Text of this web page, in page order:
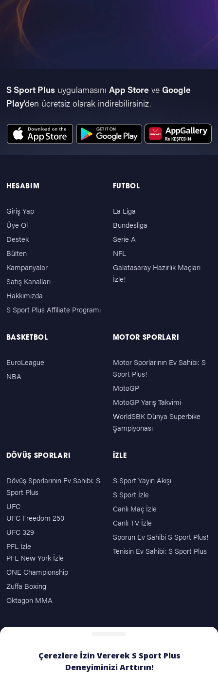
S Sport Plusuygulamasını App Storeve Google
Play’den ücretsiz olarak indirebilirsiniz.
HESABIM
Giriş Yap
Üye Ol
Destek
Bülten
Kampanyalar
Satış Kanalları
Hakkımızda
S Sport Plus Affiliate Programı
FUTBOL
La Liga
Bundesliga
Serie A
NFL
Galatasaray Hazırlık Maçları
İzle!
BASKETBOL
EuroLeague
NBA
MOTOR SPORLARI
Motor Sporlarının Ev Sahibi: S
Sport Plus!
MotoGP
MotoGP Yarış Takvimi
WorldSBK Dünya Superbike
Şampiyonası
DÖVÜŞ SPORLARI
Dövüş Sporlarının Ev Sahibi: S
Sport Plus
UFC
UFC Freedom 250
UFC 329
PFL İzle
PFL New York İzle
ONE Championship
Zuffa Boxing
Oktagon MMA
İZLE
S Sport Yayın Akışı
S Sport İzle
Canlı Maç İzle
Canlı TV İzle
Sporun Ev Sahibi S Sport Plus!
Tenisin Ev Sahibi: S Sport Plus